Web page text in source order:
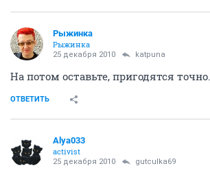
Рыжинка
Рыжинка
25 декабря 2010 katpuna
На потом оставьте, пригодятся точно.
ОТВЕТИТЬ
Alya033
activist
25 декабря 2010 gutculka69